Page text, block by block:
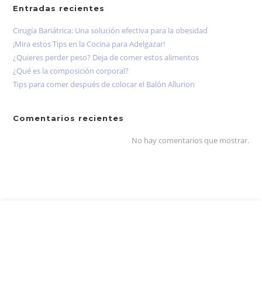
Entradas recientes
Cirugía Bariátrica: Una solución efectiva para la obesidad
¡Mira estos Tips en la Cocina para Adelgazar!
¿Quieres perder peso? Deja de comer estos alimentos
¿Qué es la composición corporal?
Tips para comer después de colocar el Balón Allurion
Comentarios recientes
No hay comentarios que mostrar.